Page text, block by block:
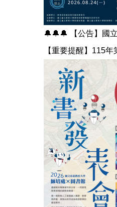
🔔🔔🔔 【公告】國
【重要提醒】115